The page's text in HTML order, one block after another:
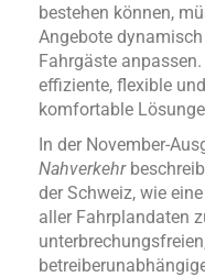
bestehen können,
Angebote
Fahrgäste
effiziente, flexible
komfortable
In der November-
Nahverkehr
der Schweiz, wie
aller Fahrplandaten